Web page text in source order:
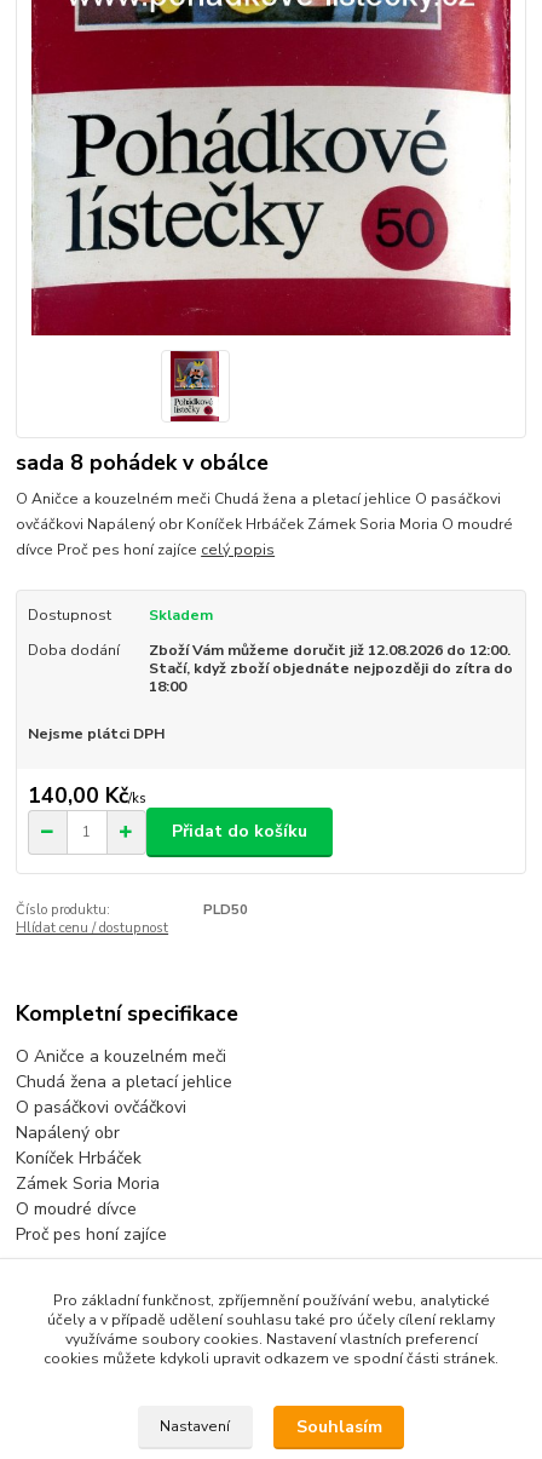
sada 8 pohádek v obálce
O Aničce a kouzelném meči Chudá žena a pletací jehlice O pasáčkovi
ovčáčkovi Napálený obr Koníček Hrbáček Zámek Soria Moria O moudré
dívce Proč pes honí zajíce celý popis
Dostupnost
Skladem
Doba dodání
Zboží Vám můžeme doručit již 12.08.2026 do 12:00.
Stačí, když zboží objednáte nejpozději do zítra do
18:00
Nejsme plátci DPH
140,00 Kč/ks
Přidat do košíku
Číslo produktu:
PLD50
Hlídat cenu / dostupnost
Kompletní specifikace
O Aničce a kouzelném meči
Chudá žena a pletací jehlice
O pasáčkovi ovčáčkovi
Napálený obr
Koníček Hrbáček
Zámek Soria Moria
O moudré dívce
Proč pes honí zajíce
Zboží zařazeno v kategoriích
Pohádkové lístečky
Pro základní funkčnost, zpříjemnění používání webu, analytické
účely a v případě udělení souhlasu také pro účely cílení reklamy
využíváme soubory cookies. Nastavení vlastních preferencí
cookies můžete kdykoli upravit odkazem ve spodní části stránek.
Nastavení Souhlasím